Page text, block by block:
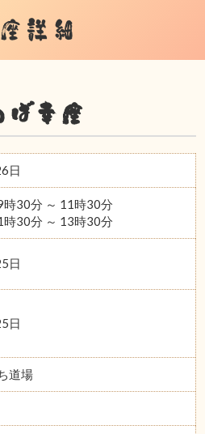
詳細
ば幸座
日
時30分 ～ 11時30分
時30分 ～ 13時30分
日
日
道場